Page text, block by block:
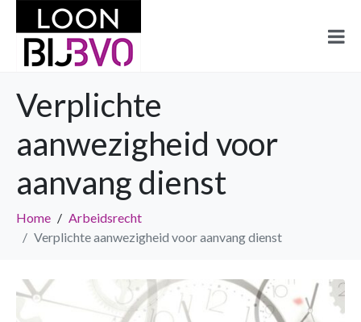
Verplichte
aanwezigheid voor
aanvang dienst
Home
Arbeidsrecht
Verplichte aanwezigheid voor aanvang dienst